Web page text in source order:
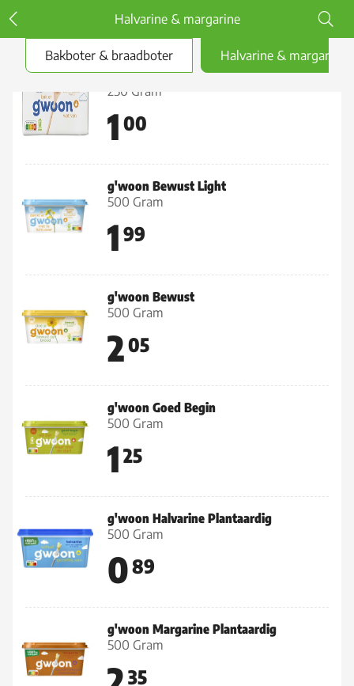
Halvarine & margarine
Bakboter & braadboter
Halvarine & margarine
g'woon Margarine
250 Gram
1 00
g'woon Bewust Light
500 Gram
1 99
g'woon Bewust
500 Gram
205
g'woon Goed Begin
500 Gram
1 25
g'woon Halvarine Plantaardig
500 Gram
089
g'woon Margarine Plantaardig
500 Gram
35